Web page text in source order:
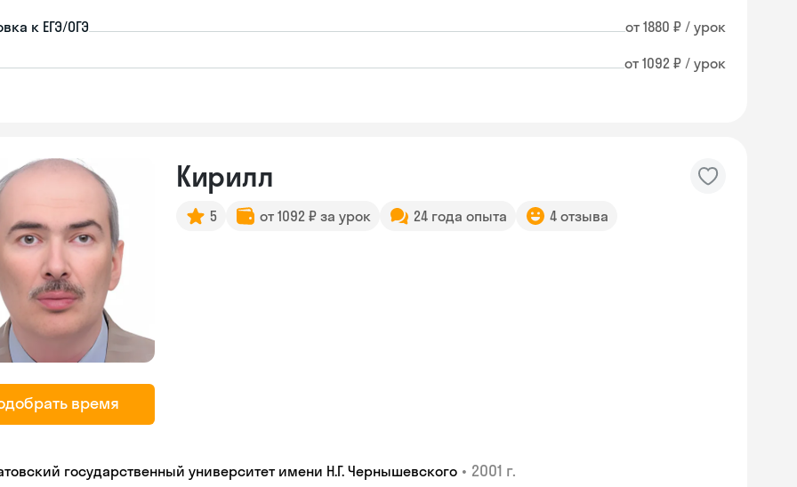
к ЕГЭ/ОГЭ от 1880 ₽ / урок
от 1092 ₽ / урок
время
Кирилл
5 от 1092 ₽ за урок 24 года опыта 4 отзыва
государственный университет имени Н.Г. Чернышевского • 2001 г.